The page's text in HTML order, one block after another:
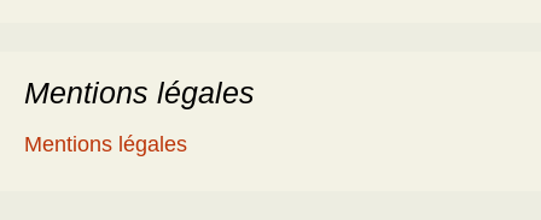
Mentions légales
Mentions légales